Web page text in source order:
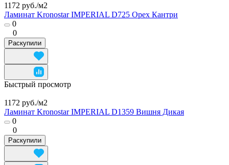
1172 руб./м2
Ламинат Kronostar IMPERIAL D725 Орех Кантри
0
0
Раскупили
Быстрый просмотр
1172 руб./м2
Ламинат Kronostar IMPERIAL D1359 Вишня Дикая
0
0
Раскупили